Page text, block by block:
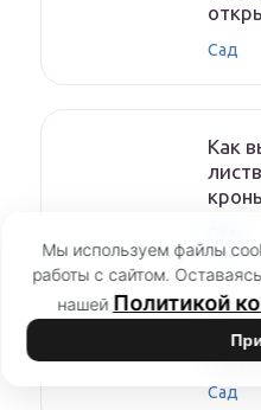
Сад
Как
Сад
Мы используем файлы
работы с сайтом.
нашей Политикой